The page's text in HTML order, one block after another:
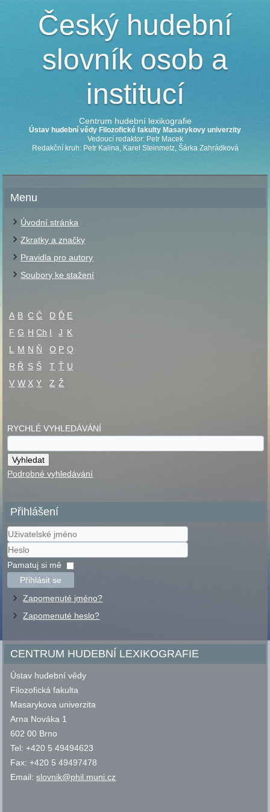
Český hudební
slovník osob a
institucí
Centrum hudební lexikografie
Ústav hudební vědy Filozofické fakulty Masarykovy univerzity
Vedoucí redaktor: Petr Macek
Redakční kruh: Petr Kalina, Karel Steinmetz, Šárka Zahrádková
Menu
Úvodní stránka
Zkratky a značky
Pravidla pro autory
Soubory ke stažení
A B C Č D Ď E
F G H Ch I J K
L
M N Ň O P Q
R Ř S Š T Ť U
V W X Y Z Ž
RYCHLÉ VYHLEDÁVÁNÍ
Podrobné vyhledávání
Přihlášení
Uživatelské
jméno
Heslo
Pamatuj si mě
Přihlásit se
Zapomenuté jméno?
Zapomenuté heslo?
CENTRUM HUDEBNÍ LEXIKOGRAFIE
Ústav hudební vědy
Filozofická fakulta
Masarykova univerzita
Arna Nováka 1
602 00 Brno
Tel: +420 5 49494623
Fax: +420 5 49497478
Email:slovnik@phil.muni.cz